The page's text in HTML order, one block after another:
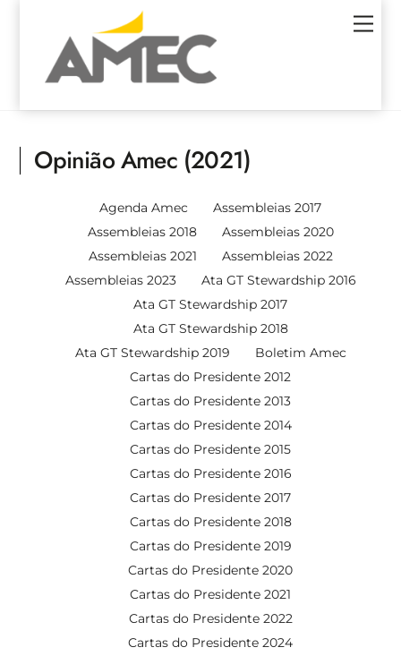
Opinião Amec (2021)
Agenda Amec
Assembleias 2017
Assembleias 2018
Assembleias 2020
Assembleias 2021
Assembleias 2022
Assembleias 2023
Ata GT Stewardship 2016
Ata GT Stewardship 2017
Ata GT Stewardship 2018
Ata GT Stewardship 2019
Boletim Amec
Cartas do Presidente 2012
Cartas do Presidente 2013
Cartas do Presidente 2014
Cartas do Presidente 2015
Cartas do Presidente 2016
Cartas do Presidente 2017
Cartas do Presidente 2018
Cartas do Presidente 2019
Cartas do Presidente 2020
Cartas do Presidente 2021
Cartas do Presidente 2022
Cartas do Presidente 2024